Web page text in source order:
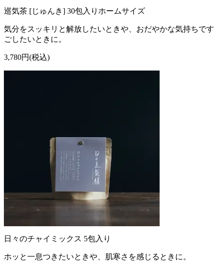
巡気茶 [じゅんき] 30包入りホームサイズ
気分をスッキリと解放したいときや、おだやかな気持ちです
ごしたいときに。
3,780円(税込)
日々のチャイミックス 5包入り
ホッと一息つきたいときや、肌寒さを感じるときに。